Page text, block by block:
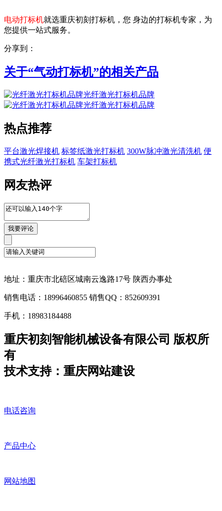
电动打标机就选重庆初刻打标机，您 身边的打标机专家，为
您提供一站式服务。
分享到：
关于“气动打标机”的相关产品
光纤激光打标机品牌
光纤激光打标机品牌
热点推荐
平台激光焊接机 标签纸激光打标机 300W脉冲激光清洗机 便
携式光纤激光打标机 车架打标机
网友热评
地址：重庆市北碚区城南云逸路17号 陕西办事处
销售电话：18996460855 销售QQ：852609391
手机：18983184488
重庆初刻智能机械设备有限公司 版权所
有
技术支持：重庆网站建设
电话咨询
产品中心
网站地图